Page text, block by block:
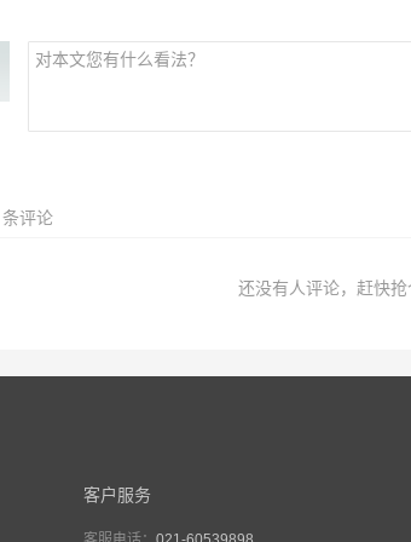
条评论
还没有人评论，赶快抢
客户服务